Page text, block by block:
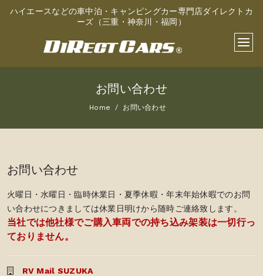
ハイエースなどの車中泊・キャンピングカー専門店ダイレクトカ
ーズ（三重・神奈川・福岡）
お問い合わせ
Home お問い合わせ
お問い合わせ
火曜日・水曜日・臨時休業日・夏季休暇・年末年始休暇でのお問
い合わせにつきましては休業日明けから随時ご連絡致します。
当社では他社様でご購入車両での持ち込み架装は一切行っ
ておりません。
RV Mail SUZUKA